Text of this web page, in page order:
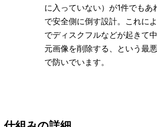
に入っていない）が1件でもあ
で安全側に倒す設計。これに
でディスクフルなどが起きて
元画像を削除する、という最
で防いでいます。